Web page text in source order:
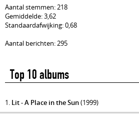
Aantal stemmen: 218
Gemiddelde: 3,62
Standaardafwijking: 0,68
Aantal berichten: 295
Top 10 albums
1. Lit - A Place in the Sun(1999)